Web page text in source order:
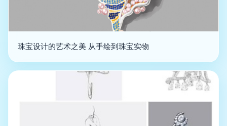
珠宝设计的艺术之美 从手绘到珠宝实物